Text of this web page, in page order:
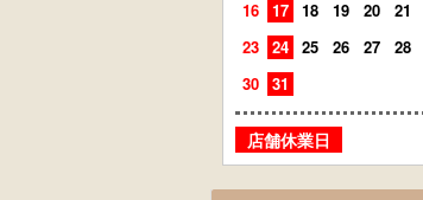
16
17 18 19 20 21
23
24 25 26 27 28
30
31
店舗休業日